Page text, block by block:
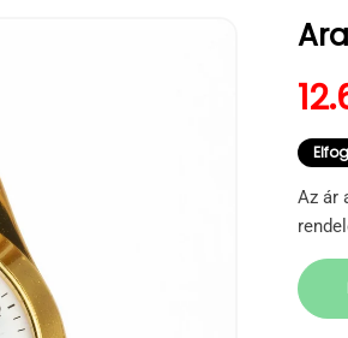
Az ár